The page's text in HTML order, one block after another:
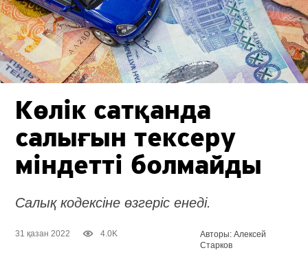
Көлік сатқанда
салығын тексеру
міндетті болмайды
Салық кодексіне өзгеріс енеді.
31 қазан 2022 4.0K
Авторы: Алексей
Старков